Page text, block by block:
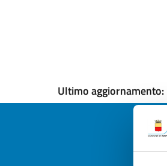
Ultimo aggiornamento: